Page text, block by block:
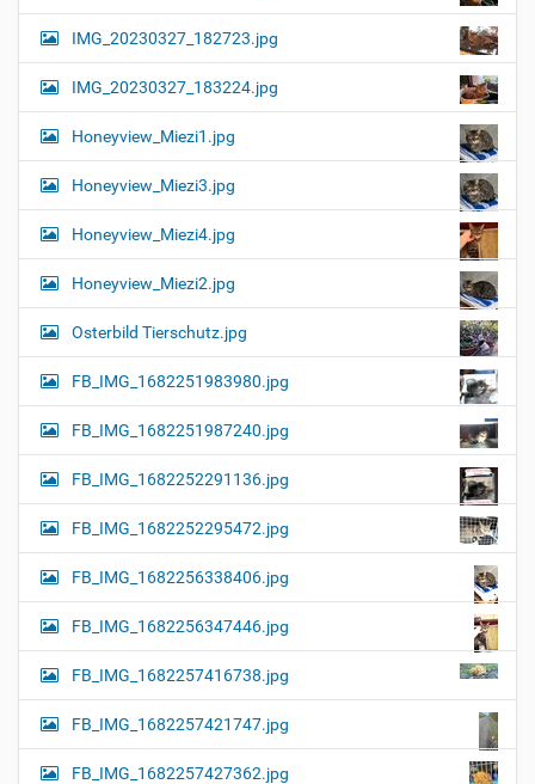
IMG_20230327_182723.jpg
IMG_20230327_183224.jpg
Honeyview_Miezi1.jpg
Honeyview_Miezi3.jpg
Honeyview_Miezi4.jpg
Honeyview_Miezi2.jpg
Osterbild Tierschutz.jpg
FB_IMG_1682251983980.jpg
FB_IMG_1682251987240.jpg
FB_IMG_1682252291136.jpg
FB_IMG_1682252295472.jpg
FB_IMG_1682256338406.jpg
FB_IMG_1682256347446.jpg
FB_IMG_1682257416738.jpg
FB_IMG_1682257421747.jpg
FB_IMG_1682257427362.jpg